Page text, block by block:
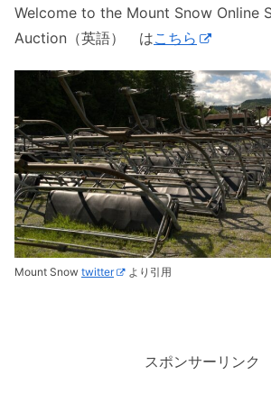
Welcome to the Mount Snow Online
Auction（英語） はこちら
Mount Snow twitter より引用
スポンサーリンク